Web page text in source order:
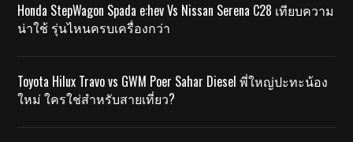
Honda StepWagon Spada e:hev Vs Nissan Serena C28 เทียบความ
น่าใช้ รุ่นไหนครบเครื่องกว่า
Toyota Hilux Travo vs GWM Poer Sahar Diesel พี่ใหญ่ปะทะน้อง
ใหม่ ใครใช่สำหรับสายเที่ยว?